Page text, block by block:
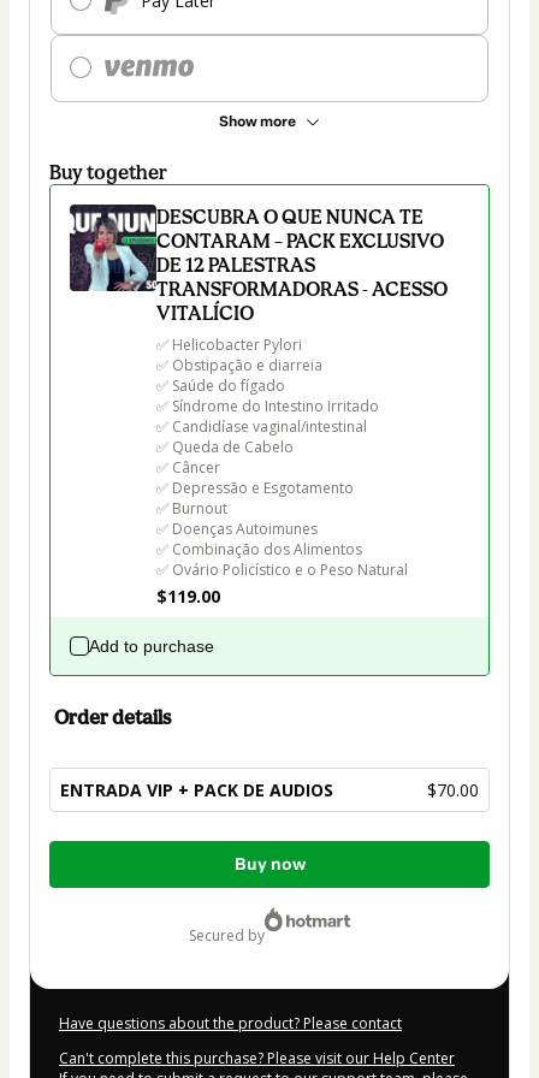
Show more
Buy together
DESCUBRA O QUE NUNCA TE
CONTARAM – PACK EXCLUSIVO
DE 12 PALESTRAS
TRANSFORMADORAS - ACESSO
VITALÍCIO
✅ Helicobacter Pylori
✅ Obstipação e diarreia
✅ Saúde do fígado
✅ Síndrome do Intestino Irritado
✅ Candidíase vaginal/intestinal
✅ Queda de Cabelo
✅ Câncer
✅ Depressão e Esgotamento
✅ Burnout
✅ Doenças Autoimunes
✅ Combinação dos Alimentos
✅ Ovário Policístico e o Peso Natural
$119.00
Add to purchase
Order details
ENTRADA VIP + PACK DE AUDIOS $70.00
Total
Buy now
secured by
Have questions about the product? Please contact
Can't complete this purchase? Please visit our Help Center